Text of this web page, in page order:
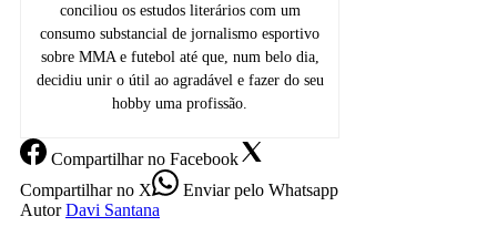
conciliou os estudos literários com um
consumo substancial de jornalismo esportivo
sobre MMA e futebol até que, num belo dia,
decidiu unir o útil ao agradável e fazer do seu
hobby uma profissão.
Compartilharno Facebook
Compartilharno X Enviarpelo Whatsapp
Autor Davi Santana